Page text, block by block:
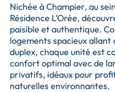
Nichée à Champier, au
Résidence L'Orée,
paisible et authentique.
logements spacieux allant
duplex, chaque unité est
confort optimal avec de
privatifs, idéaux pour
naturelles environnantes.